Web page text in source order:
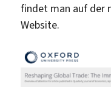
findet man auf der
Website.